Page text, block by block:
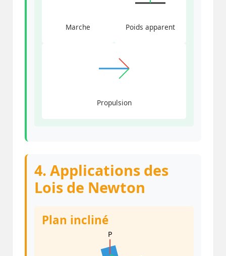
Marche Poids apparent
Propulsion
4. Applications des
Lois de Newton
Plan incliné
P